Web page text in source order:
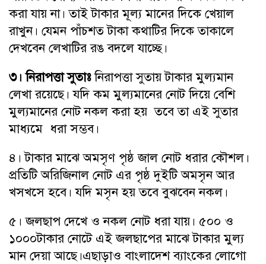
করা যায় না। তাই টাকার মূল্য মানের দিকে খেয়াল
রাখুন। যেমন পাঁচশত টাকা কথাটির দিকে তাকালে
দেখবেন লেখাটির রঙ বদলে যাচ্ছে।
৩। নিরাপত্তা সুতাঃনিরাপত্তা সুতায় টাকার মুল্যমান
লেখা রয়েছে। যদি কম মুল্যমানের নোট দিয়ে বেশি
মুল্যমানের নোট নকল করা হয় তবে তা এই সুতার
মাধ্যমে ধরা সম্ভব।
৪। টাকার মাঝে অমসৃণ পৃষ্ঠ জাল নোট ধরার কৌশল।
প্রতিটি অরিজিনাল নোট এর পৃষ্ঠ দুইটি অমসৃন আর
খসখসে হবে। যদি মসৃন হয় তবে বুঝবেন নকল।
৫। জলছাপ দেখে ও নকল নোট ধরা যায়। ৫০০ ও
১০০০টাকার নোটে এই জলছাপের মাঝে টাকার মুল্য
মান দেয়া আছে।এছাড়াও বাংলাদেশ ব্যাংকের লোগো